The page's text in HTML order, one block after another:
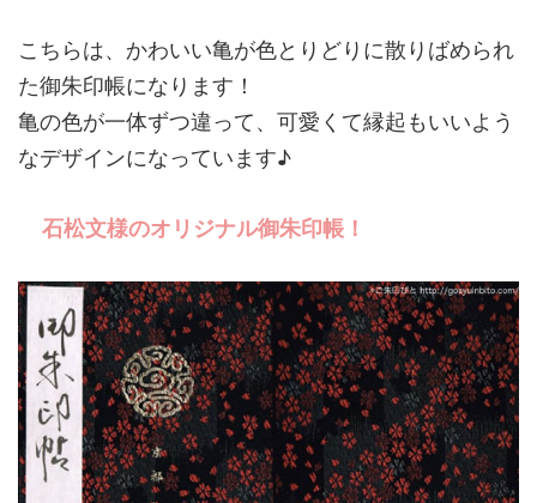
こちらは、かわいい亀が色とりどりに散りばめられ
た御朱印帳になります！
亀の色が一体ずつ違って、可愛くて縁起もいいよう
なデザインになっています♪
石松文様のオリジナル御朱印帳！